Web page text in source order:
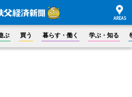
ぶ 買う 暮らす・働く 学ぶ・知る